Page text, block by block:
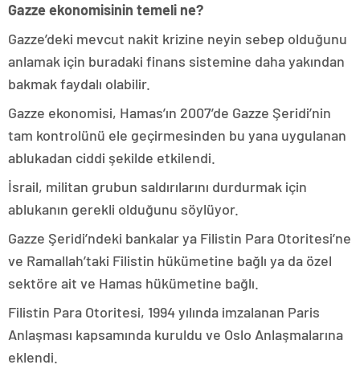
Gazze ekonomisinin temeli ne?
Gazze’deki mevcut nakit krizine neyin sebep olduğunu
anlamak için buradaki finans sistemine daha yakından
bakmak faydalı olabilir.
Gazze ekonomisi, Hamas’ın 2007’de Gazze Şeridi’nin
tam kontrolünü ele geçirmesinden bu yana uygulanan
ablukadan ciddi şekilde etkilendi.
İsrail, militan grubun saldırılarını durdurmak için
ablukanın gerekli olduğunu söylüyor.
Gazze Şeridi’ndeki bankalar ya Filistin Para Otoritesi’ne
ve Ramallah’taki Filistin hükümetine bağlı ya da özel
sektöre ait ve Hamas hükümetine bağlı.
Filistin Para Otoritesi, 1994 yılında imzalanan Paris
Anlaşması kapsamında kuruldu ve Oslo Anlaşmalarına
eklendi.